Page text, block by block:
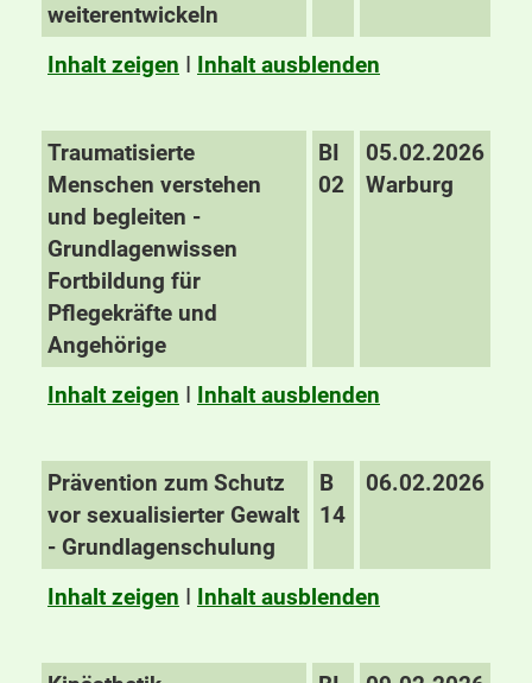
weiterentwickeln
Inhalt zeigen I Inhalt ausblenden
Traumatisierte
Menschen verstehen
und begleiten -
Grundlagenwissen
Fortbildung für
Pflegekräfte und
Angehörige
BI
02
05.02.2026
Warburg
Inhalt zeigen I Inhalt ausblenden
Prävention zum Schutz
vor sexualisierter Gewalt
- Grundlagenschulung
B
14
06.02.2026
Inhalt zeigen I Inhalt ausblenden